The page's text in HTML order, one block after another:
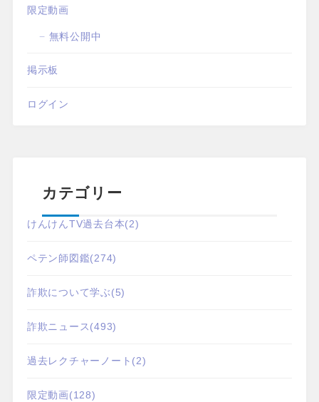
限定動画
無料公開中
掲示板
ログイン
カテゴリー
けんけんTV過去台本(2)
ペテン師図鑑(274)
詐欺について学ぶ(5)
詐欺ニュース(493)
過去レクチャーノート (2)
限定動画(128)